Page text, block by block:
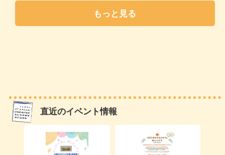
もっと見る
直近のイベント情報